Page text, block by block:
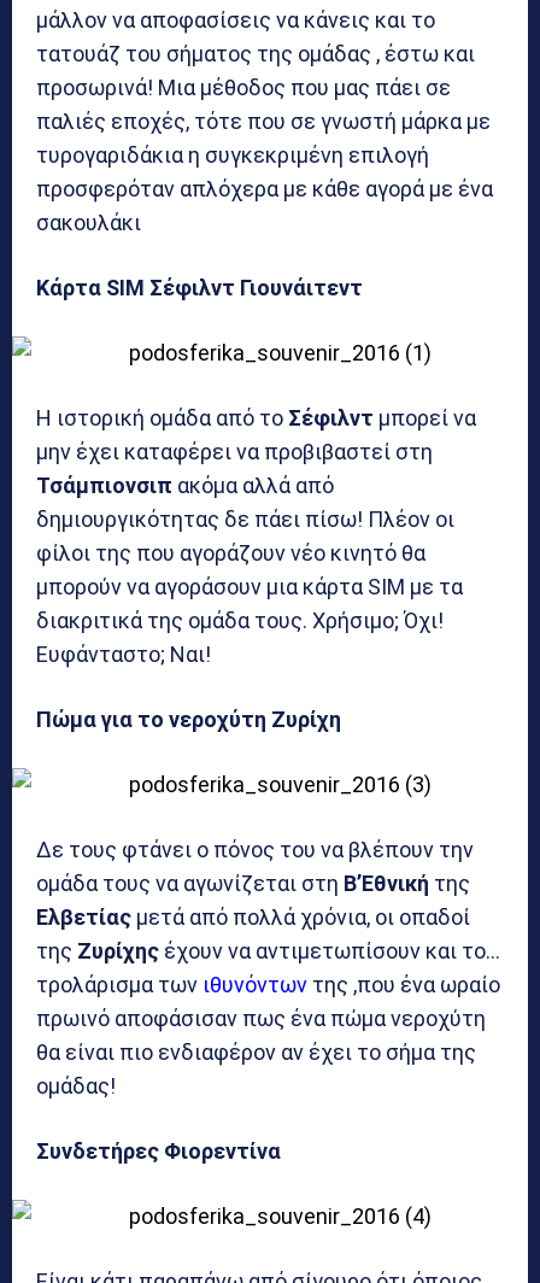
μάλλον να αποφασίσεις να κάνεις και το
τατουάζ του σήματος της ομάδας , έστω και
προσωρινά! Μια μέθοδος που μας πάει σε
παλιές εποχές, τότε που σε γνωστή μάρκα με
τυρογαριδάκια η συγκεκριμένη επιλογή
προσφερόταν απλόχερα με κάθε αγορά με ένα
σακουλάκι
Κάρτα SIM Σέφιλντ Γιουνάιτεντ
H ιστορική ομάδα από το Σέφιλντ μπορεί να
μην έχει καταφέρει να προβιβαστεί στη
Τσάμπιονσιπ ακόμα αλλά από
δημιουργικότητας δε πάει πίσω! Πλέον οι
φίλοι της που αγοράζουν νέο κινητό θα
μπορούν να αγοράσουν μια κάρτα SIM με τα
διακριτικά της ομάδα τους. Χρήσιμο; Όχι!
Ευφάνταστο; Ναι!
Πώμα για το νεροχύτη Ζυρίχη
Δε τους φτάνει ο πόνος του να βλέπουν την
ομάδα τους να αγωνίζεται στη Β’Εθνική της
Ελβετίας μετά από πολλά χρόνια, οι οπαδοί
της Ζυρίχης έχουν να αντιμετωπίσουν και το…
τρολάρισμα των ιθυνόντων της ,που ένα ωραίο
πρωινό αποφάσισαν πως ένα πώμα νεροχύτη
θα είναι πιο ενδιαφέρον αν έχει το σήμα της
ομάδας!
Συνδετήρες Φιορεντίνα